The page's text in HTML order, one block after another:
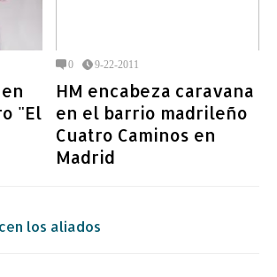
"El
0 9-22-2011
HM encabeza caravana
en el barrio madrileño
Cuatro Caminos en
Madrid
los aliados